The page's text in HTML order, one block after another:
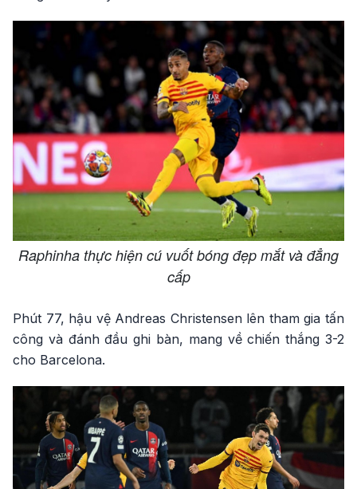
Raphinha thực hiện cú vuốt bóng đẹp mắt và đẳng
cấp
Phút 77, hậu vệ Andreas Christensen lên tham gia tấn
công và đánh đầu ghi bàn, mang về chiến thắng 3-2
cho Barcelona.